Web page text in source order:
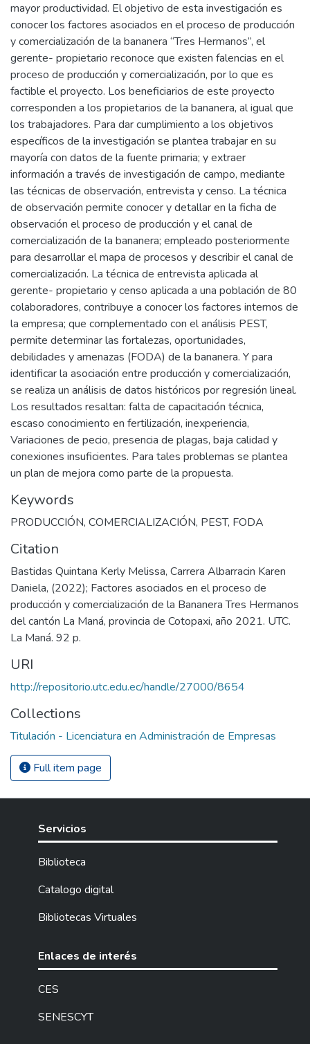
mayor productividad. El objetivo de esta investigación es
conocer los factores asociados en el proceso de producción
y comercialización de la bananera “Tres Hermanos”, el
gerente- propietario reconoce que existen falencias en el
proceso de producción y comercialización, por lo que es
factible el proyecto. Los beneficiarios de este proyecto
corresponden a los propietarios de la bananera, al igual que
los trabajadores. Para dar cumplimiento a los objetivos
específicos de la investigación se plantea trabajar en su
mayoría con datos de la fuente primaria; y extraer
información a través de investigación de campo, mediante
las técnicas de observación, entrevista y censo. La técnica
de observación permite conocer y detallar en la ficha de
observación el proceso de producción y el canal de
comercialización de la bananera; empleado posteriormente
para desarrollar el mapa de procesos y describir el canal de
comercialización. La técnica de entrevista aplicada al
gerente- propietario y censo aplicada a una población de 80
colaboradores, contribuye a conocer los factores internos de
la empresa; que complementado con el análisis PEST,
permite determinar las fortalezas, oportunidades,
debilidades y amenazas (FODA) de la bananera. Y para
identificar la asociación entre producción y comercialización,
se realiza un análisis de datos históricos por regresión lineal.
Los resultados resaltan: falta de capacitación técnica,
escaso conocimiento en fertilización, inexperiencia,
Variaciones de pecio, presencia de plagas, baja calidad y
conexiones insuficientes. Para tales problemas se plantea
un plan de mejora como parte de la propuesta.
Keywords
PRODUCCIÓN, COMERCIALIZACIÓN, PEST, FODA
Citation
Bastidas Quintana Kerly Melissa, Carrera Albarracin Karen
Daniela, (2022); Factores asociados en el proceso de
producción y comercialización de la Bananera Tres Hermanos
del cantón La Maná, provincia de Cotopaxi, año 2021. UTC.
La Maná. 92 p.
URI
http://repositorio.utc.edu.ec/handle/27000/8654
Collections
Titulación - Licenciatura en Administración de Empresas
Full item page
Servicios
Biblioteca
Catalogo digital
Bibliotecas Virtuales
Enlaces de interés
CES
SENESCYT